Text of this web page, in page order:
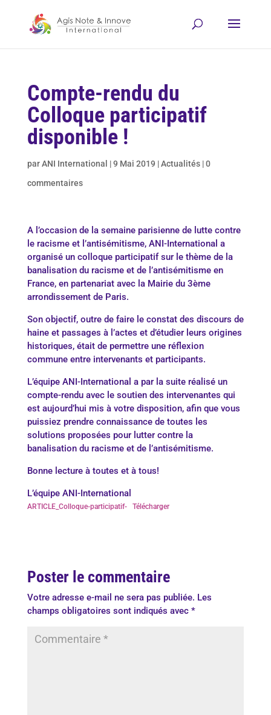
Compte-rendu du
Colloque participatif
disponible !
parANI International |9 Mai 2019 |Actualités|0
commentaires
A l’occasion de la semaine parisienne de lutte contre
le racisme et l’antisémitisme, ANI-International a
organisé un colloque participatif sur le thème de la
banalisation du racisme et de l’antisémitisme en
France, en partenariat avec la Mairie du 3ème
arrondissement de Paris.
Son objectif, outre de faire le constat des discours de
haine et passages à l’actes et d’étudier leurs origines
historiques, était de permettre une réflexion
commune entre intervenants et participants.
L’équipe ANI-International a par la suite réalisé un
compte-rendu avec le soutien des intervenantes qui
est aujourd’hui mis à votre disposition, afin que vous
puissiez prendre connaissance de toutes les
solutions proposées pour lutter contre la
banalisation du racisme et de l’antisémitisme.
Bonne lecture à toutes et à tous!
L’équipe ANI-International
ARTICLE_Colloque-participatif- Télécharger
Poster le commentaire
Votre adresse e-mail ne sera pas publiée. Les
champs obligatoires sont indiqués avec *